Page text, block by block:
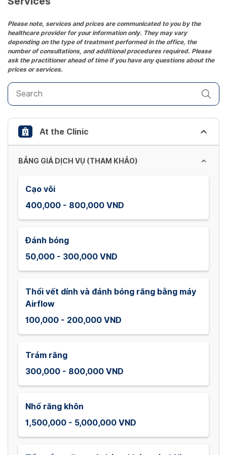
the
question
mark
key
to
get
the
keyboard
shortcuts
for
changing
dates.
Please note, services and prices are communicated to you by the
healthcare provider for your information only. They may vary
depending on the type of treatment performed in the office, the
number of consultations, and additional procedures required. Please
ask the practitioner ahead of time if you have any questions about the
prices or services.
At the Clinic
BẢNG GIÁ DỊCH VỤ (THAM KHẢO)
Cạo vôi
400,000 - 800,000 VND
Đánh bóng
50,000 - 300,000 VND
Thổi vết dính và đánh bóng răng bằng máy
Airflow
100,000 - 200,000 VND
Trám răng
300,000 - 800,000 VND
Nhổ răng khôn
1,500,000 - 5,000,000 VND